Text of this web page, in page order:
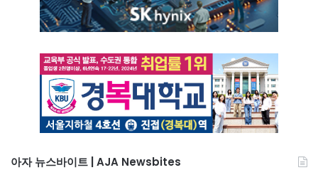
아자 뉴스바이트 | AJA Newsbites